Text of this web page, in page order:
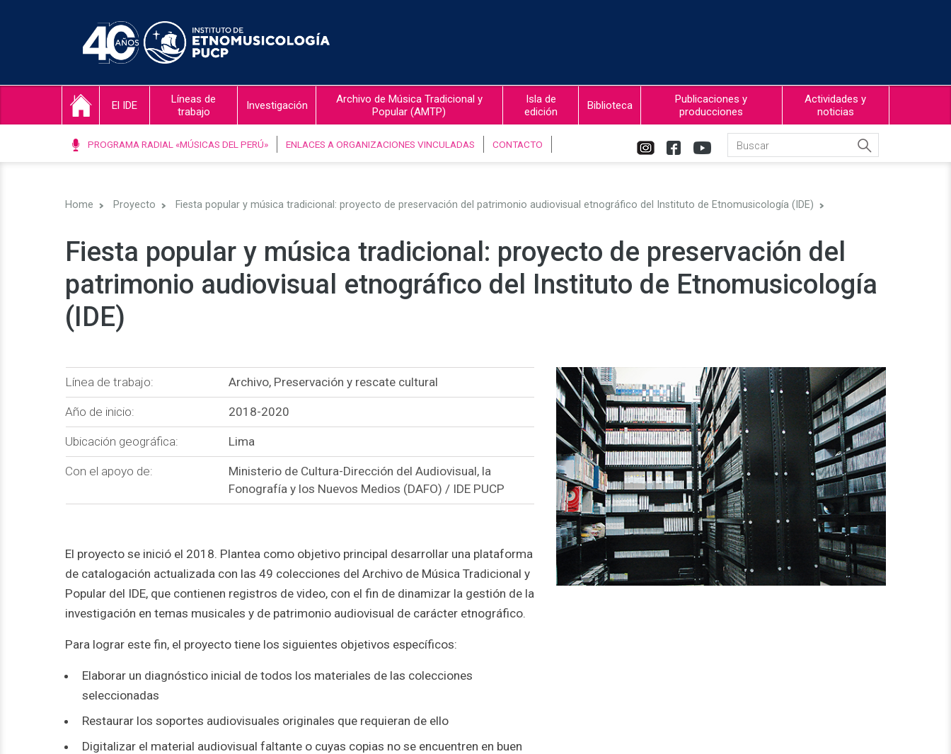
El IDE
Líneas de
trabajo
Investigación
Archivo de Música Tradicional y
Popular (AMTP)
Isla de
edición
Biblioteca
Publicaciones y
producciones
Actividades y
noticias
PROGRAMA RADIAL «MÚSICAS DEL PERÚ» ENLACES A ORGANIZACIONES VINCULADAS CONTACTO
Home Proyecto Fiesta popular y música tradicional: proyecto de preservación del patrimonio audiovisual etnográfico del Instituto de Etnomusicología (IDE)
Fiesta popular y música tradicional: proyecto de preservación del
patrimonio audiovisual etnográfico del Instituto de Etnomusicología
(IDE)
Línea de trabajo: Archivo, Preservación y rescate cultural
Año de inicio: 2018-2020
Ubicación geográfica: Lima
Con el apoyo de:
Ministerio de Cultura-Dirección del Audiovisual, la
Fonografía y los Nuevos Medios (DAFO) / IDE PUCP
El proyecto se inició el 2018. Plantea como objetivo principal desarrollar una plataforma
de catalogación actualizada con las 49 colecciones del Archivo de Música Tradicional y
Popular del IDE, que contienen registros de video, con el fin de dinamizar la gestión de la
investigación en temas musicales y de patrimonio audiovisual de carácter etnográfico.
Para lograr este fin, el proyecto tiene los siguientes objetivos específicos:
Elaborar un diagnóstico inicial de todos los materiales de las colecciones
seleccionadas
Restaurar los soportes audiovisuales originales que requieran de ello
Digitalizar el material audiovisual faltante o cuyas copias no se encuentren en buen